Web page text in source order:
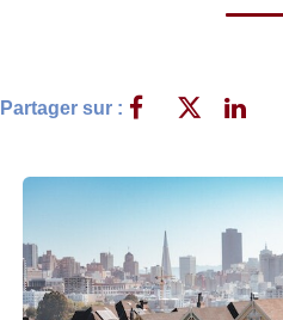
NOS BIENS
Notre
Notre
Avis
Nos
Partager sur :